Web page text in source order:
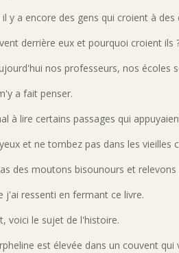
y a encore des gens qui croient à
derrière eux et pourquoi croient ils
nos professeurs, nos écoles
a fait penser.
à lire certains passages qui
et ne tombez pas dans les vieilles
des moutons bisounours et relevons
j'ai ressenti en fermant ce livre.
voici le sujet de l'histoire.
est élevée dans un couvent